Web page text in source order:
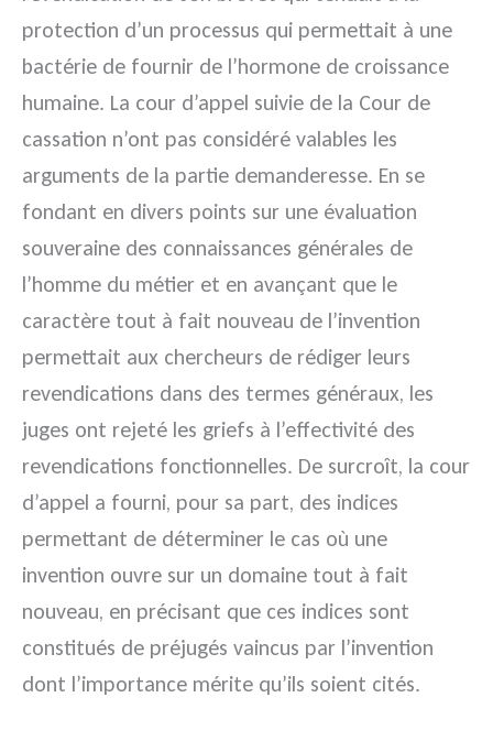
protection d’un processus qui permettait à une
bactérie de fournir de l’hormone de croissance
humaine. La cour d’appel suivie de la Cour de
cassation n’ont pas considéré valables les
arguments de la partie demanderesse. En se
fondant en divers points sur une évaluation
souveraine des connaissances générales de
l’homme du métier et en avançant que le
caractère tout à fait nouveau de l’invention
permettait aux chercheurs de rédiger leurs
revendications dans des termes généraux, les
juges ont rejeté les griefs à l’effectivité des
revendications fonctionnelles. De surcroît, la cour
d’appel a fourni, pour sa part, des indices
permettant de déterminer le cas où une
invention ouvre sur un domaine tout à fait
nouveau, en précisant que ces indices sont
constitués de préjugés vaincus par l’invention
dont l’importance mérite qu’ils soient cités.